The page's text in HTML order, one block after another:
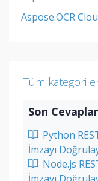
Aspose.OCR
Tüm
Son Cevaplar
Python
İmzayı
Node.js